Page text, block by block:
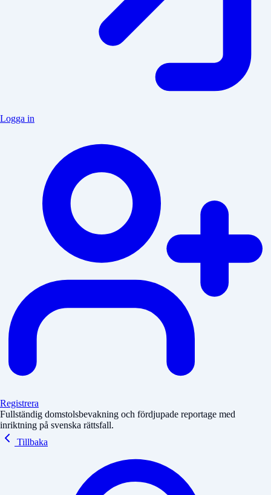
Logga in
Registrera
Fullständig domstolsbevakning och fördjupade reportage med
inriktning på svenska rättsfall.
Tillbaka